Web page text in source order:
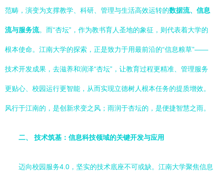
范畴，演变为支撑教学、科研、管理与生活高效运转的数据流、信息
流与服务流。而“杏坛”，作为教书育人圣地的象征，则代表着大学的
根本使命。江南大学的探索，正是致力于用最前沿的“信息粮草”——
技术开发成果，去滋养和润泽“杏坛”，让教育过程更精准、管理服务
更贴心、校园运行更智能，从而实现立德树人根本任务的提质增效。
风行于江南的，是创新求变之风；雨润于杏坛的，是便捷智慧之雨。
二、 技术筑基：信息科技领域的关键开发与应用
迈向校园服务4.0，坚实的技术底座不可或缺。江南大学聚焦信息